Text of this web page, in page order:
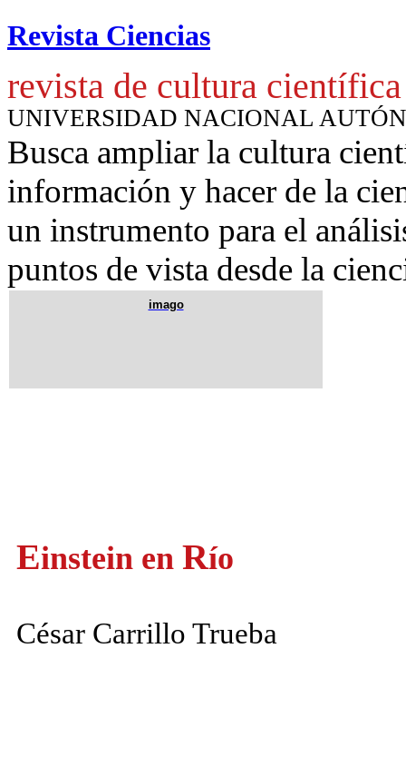
Revista Ciencias
revista de cultura científica
UNIVERSIDAD NACIONAL
Busca ampliar la cultura
información y hacer de la
un instrumento para el
puntos de vista desde la
imago
Einstein en Río
César Carrillo Trueba